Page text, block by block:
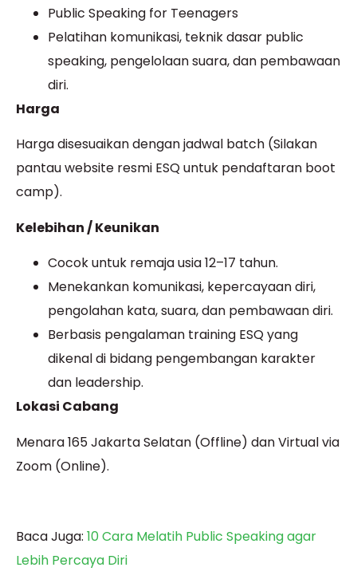
Public Speaking for Teenagers
Pelatihan komunikasi, teknik dasar public
speaking, pengelolaan suara, dan pembawaan
diri.
Harga
Harga disesuaikan dengan jadwal batch (Silakan
pantau website resmi ESQ untuk pendaftaran boot
camp).
Kelebihan / Keunikan
Cocok untuk remaja usia 12–17 tahun.
Menekankan komunikasi, kepercayaan diri,
pengolahan kata, suara, dan pembawaan diri.
Berbasis pengalaman training ESQ yang
dikenal di bidang pengembangan karakter
dan leadership.
Lokasi Cabang
Menara 165 Jakarta Selatan (Offline) dan Virtual via
Zoom (Online).
Baca Juga: 10 Cara Melatih Public Speaking agar
Lebih Percaya Diri